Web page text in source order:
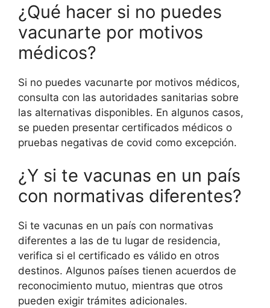
¿Qué hacer si no puedes
vacunarte por motivos
médicos?
Si no puedes vacunarte por motivos médicos,
consulta con las autoridades sanitarias sobre
las alternativas disponibles. En algunos casos,
se pueden presentar certificados médicos o
pruebas negativas de covid como excepción.
¿Y si te vacunas en un país
con normativas diferentes?
Si te vacunas en un país con normativas
diferentes a las de tu lugar de residencia,
verifica si el certificado es válido en otros
destinos. Algunos países tienen acuerdos de
reconocimiento mutuo, mientras que otros
pueden exigir trámites adicionales.